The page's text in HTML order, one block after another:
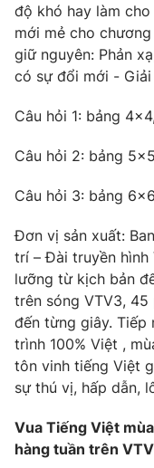
độ khó hay làm
mới mẻ cho
giữ nguyên: Phản
có sự đổi mới -
Câu hỏi 1: bảng
Câu hỏi 2: bảng
Câu hỏi 3: bảng
Đơn vị sản xuất:
trí – Đài truyền
lưỡng từ kịch bản
trên sóng VTV3,
đến từng giây. Tiếp
trình 100% Việt ,
tôn vinh tiếng Việt
sự thú vị, hấp dẫn,
Vua Tiếng Việt
hàng tuần trên